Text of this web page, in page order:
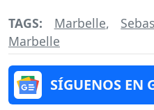
TAGS: Marbelle,
Marbelle
SÍGUENOS EN